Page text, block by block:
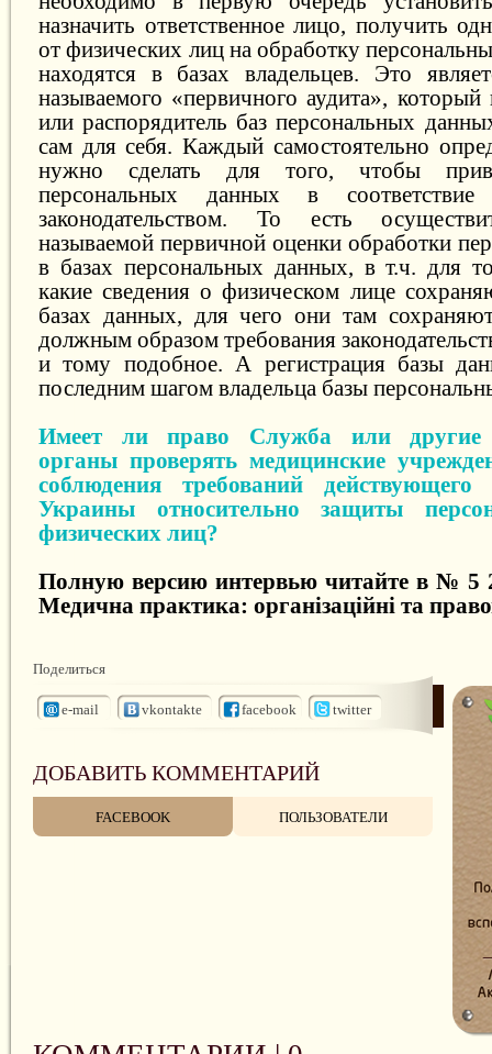
назначить ответственное лицо, получить
от физических лиц на обработку
находятся в базах владельцев. Это
называемого «первичного аудита», который
или распорядитель баз персональных
сам для себя. Каждый самостоятельно
нужно сделать для того, чтобы
персональных данных в
законодательством. То есть
называемой первичной оценки обработки
в базах персональных данных, в т.ч. для
какие сведения о физическом лице
базах данных, для чего они там
должным образом требования
и тому подобное. А регистрация базы
последним шагом владельца базы
Имеет ли право Служба или другие
органы проверять медицинские
соблюдения требований действующего
Украины относительно защиты
физических лиц?
Полную версию интервью читайте в № 5
Медична практика: організаційні та
Поделиться
e-mail vkontakte facebook twitter
ДОБАВИТЬ КОММЕНТАРИЙ
FACEBOOK ПОЛЬЗОВАТЕЛИ